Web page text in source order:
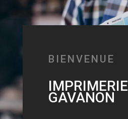
BIENVENUE
IMPRIMERIE
GAVANON